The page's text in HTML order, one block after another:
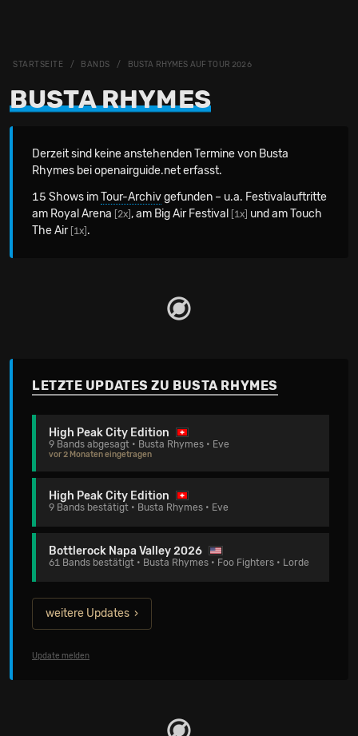
STARTSEITE BANDS BUSTA RHYMES AUF TOUR 2026
BUSTA RHYMES
Derzeit sind keine anstehenden Termine von Busta
Rhymes bei openairguide.net erfasst.
15 Shows imTour-Archivgefunden – u.a. Festivalauftritte
am Royal Arena [2x] , am Big Air Festival [1x] und am Touch
The Air [1x] .
LETZTE UPDATES ZU BUSTA RHYMES
High Peak City Edition
9 Bands abgesagt • Busta Rhymes • Eve
vor 2 Monaten eingetragen
High Peak City Edition
9 Bands bestätigt • Busta Rhymes • Eve
Bottlerock Napa Valley 2026
61 Bands bestätigt • Busta Rhymes • Foo Fighters • Lorde
weitere Updates
Update melden